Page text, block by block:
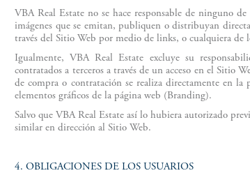
VBA Real Estate no se hace responsable de ninguno
imágenes que se emitan, publiquen o distribuyan
través del Sitio Web por medio de links, o cualquiera de
Igualmente, VBA Real Estate excluye su
contratados a terceros a través de un acceso en el Sitio
de compra o contratación se realiza directamente en
elementos gráficos de la página web (Branding).
Salvo que VBA Real Estate así lo hubiera autorizado
similar en dirección al Sitio Web.
4. OBLIGACIONES DE LOS USUARIOS